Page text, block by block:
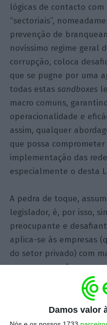
Damos valor
lógicas de contacto
“sectoriais”,
prevenção de
novíssimo regime geral
corrupção, coloca
que se pugne por uma
todas estassandboxes
macro comuns,
operacionalidade e
assim, qualquer
que possa
implementação das
especialmente o desta
A pedra de toque,
legislador, é, por isso,
preocupante e
aplica-se às empresas
do setor privado) com
1
de denúncia internos2,3
proporcionais à sua
(num esquisso de